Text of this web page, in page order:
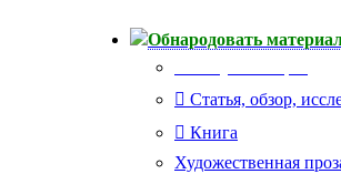
Обнародовать
Статья, обзор,
Книга
Художественная